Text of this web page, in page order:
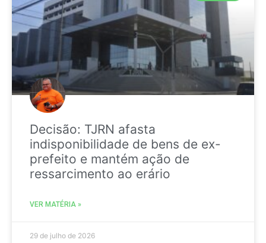
Decisão: TJRN afasta
indisponibilidade de bens de ex-
prefeito e mantém ação de
ressarcimento ao erário
VER MATÉRIA »
29 de julho de 2026